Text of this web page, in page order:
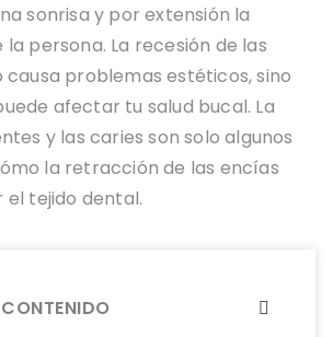
sonrisa y por extensión la
persona. La recesión de las
causa problemas estéticos, sino
afectar tu salud bucal. La
y las caries son solo algunos
la retracción de las encías
tejido dental.